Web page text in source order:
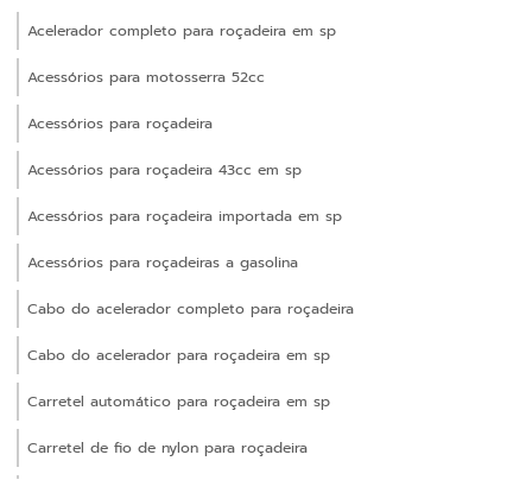
Acelerador completo para roçadeira em sp
Acessórios para motosserra 52cc
Acessórios para roçadeira
Acessórios para roçadeira 43cc em sp
Acessórios para roçadeira importada em sp
Acessórios para roçadeiras a gasolina
Cabo do acelerador completo para roçadeira
Cabo do acelerador para roçadeira em sp
Carretel automático para roçadeira em sp
Carretel de fio de nylon para roçadeira